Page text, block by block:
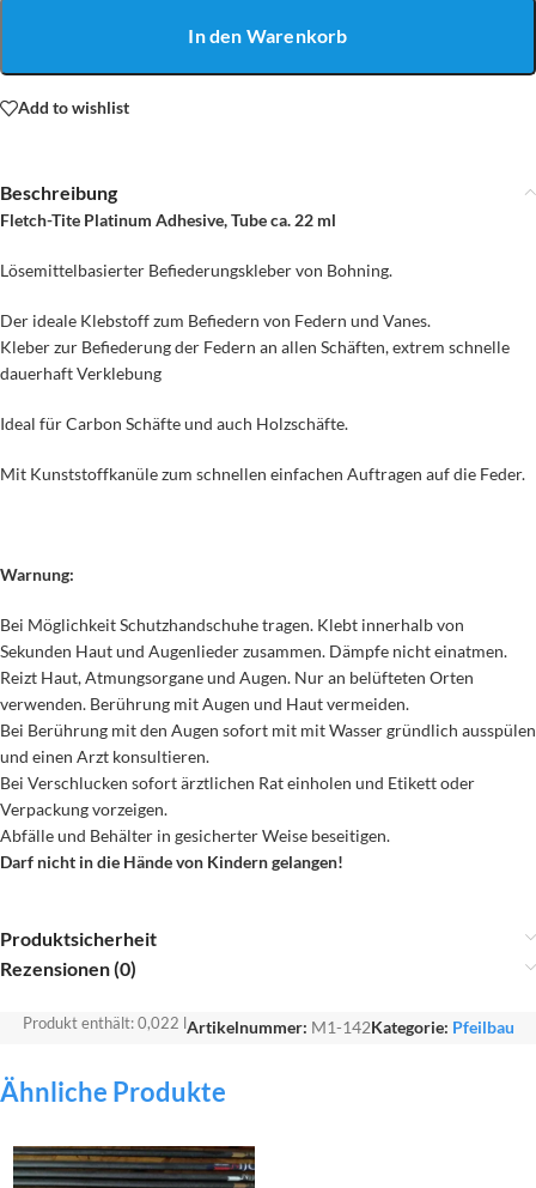
In den Warenkorb
Add to wishlist
Beschreibung
Fletch-Tite Platinum Adhesive, Tube ca. 22 ml
Lösemittelbasierter Befiederungskleber von Bohning.
Der ideale Klebstoff zum Befiedern von Federn und Vanes.
Kleber zur Befiederung der Federn an allen Schäften, extrem schnelle
dauerhaft Verklebung
Ideal für Carbon Schäfte und auch Holzschäfte.
Mit Kunststoffkanüle zum schnellen einfachen Auftragen auf die Feder.
Warnung:
Bei Möglichkeit Schutzhandschuhe tragen. Klebt innerhalb von
Sekunden Haut und Augenlieder zusammen. Dämpfe nicht einatmen.
Reizt Haut, Atmungsorgane und Augen. Nur an belüfteten Orten
verwenden. Berührung mit Augen und Haut vermeiden.
Bei Berührung mit den Augen sofort mit mit Wasser gründlich ausspülen
und einen Arzt konsultieren.
Bei Verschlucken sofort ärztlichen Rat einholen und Etikett oder
Verpackung vorzeigen.
Abfälle und Behälter in gesicherter Weise beseitigen.
Darf nicht in die Hände von Kindern gelangen!
Produktsicherheit
Rezensionen (0)
Produkt enthält: 0,022 Artikelnummer: M1-142Kategorie: Pfeilbau
Ähnliche Produkte